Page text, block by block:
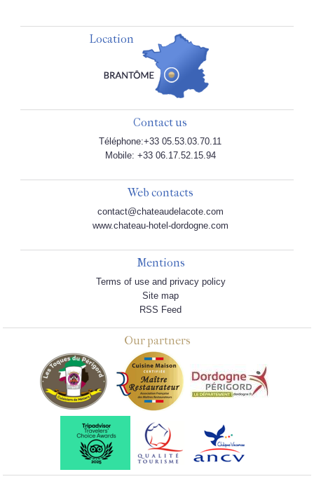
Location
Contact us
Téléphone:+33 05.53.03.70.11
Mobile: +33 06.17.52.15.94
Web contacts
contact@chateaudelacote.com
www.chateau-hotel-dordogne.com
Mentions
Terms of use and privacy policy
Site map
RSS Feed
Our partners